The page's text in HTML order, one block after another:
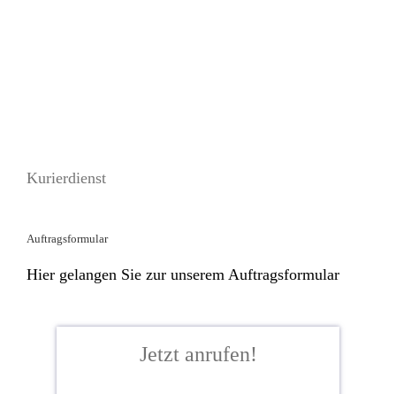
Kurierdienst
Auftragsformular
Hier gelangen Sie zur unserem Auftragsformular
Jetzt anrufen!